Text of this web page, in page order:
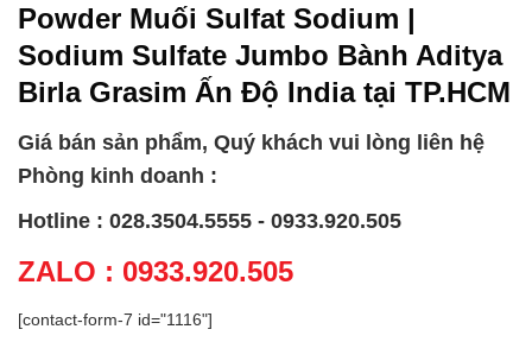
Powder Muối Sulfat Sodium |
Sodium Sulfate Jumbo Bành Aditya
Birla Grasim Ấn Độ India tại TP.HCM
Giá bán sản phẩm, Quý khách vui lòng liên hệ
Phòng kinh doanh :
Hotline : 028.3504.5555 - 0933.920.505
ZALO : 0933.920.505
[contact-form-7 id="1116"]